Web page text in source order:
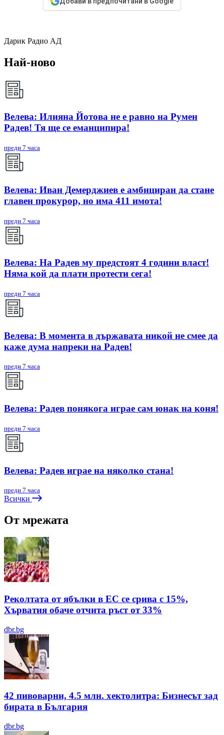
Дарик Радио АД
Най-ново
Велева: Илияна Йотова не е равно на Румен
Радев! Тя ще се еманципира!
преди 7 часа
Велева: Иван Демерджиев е амбициран да стане
главен прокурор, но има 411 имота!
преди 7 часа
Велева: На Радев му предстоят 4 години власт!
Няма кой да плати протести сега!
преди 7 часа
Велева: В момента в държавата никой не смее да
каже дума напреки на Радев!
преди 7 часа
Велева: Радев понякога играе сам юнак на коня!
преди 7 часа
Велева: Радев играе на няколко стана!
преди 7 часа
Всички
От мрежата
Реколтата от ябълки в ЕС се срива с 15%,
Хърватия обаче отчита ръст от 33%
dbr.bg
42 пивоварни, 4.5 млн. хектолитра: Бизнесът зад
бирата в България
dbr.bg